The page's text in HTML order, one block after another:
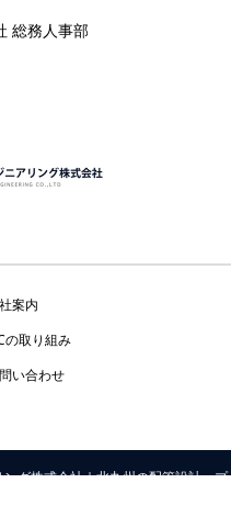
総務人事部
案内
の取り組み
い合わせ
グ株式会社｜北九州の配管設計・プ